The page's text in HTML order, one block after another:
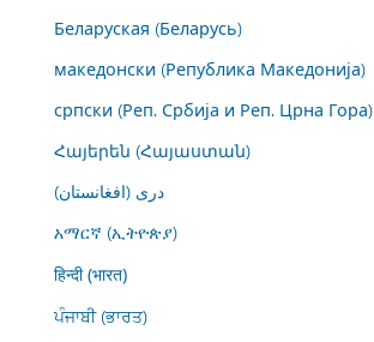
Беларуская (Беларусь)
македонски (Република Македонија)
српски (Реп. Србија и Реп. Црна Гора)
Հայերեն (Հայաստան)
درى (افغانستان)
አማርኛ (ኢትዮጵያ)
हिन्दी (भारत)
ਪੰਜਾਬੀ (ਭਾਰਤ)